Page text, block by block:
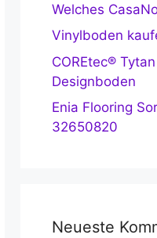
Welches
Vinylboden
COREtec®
Designboden
Enia Flooring
32650820
Neueste